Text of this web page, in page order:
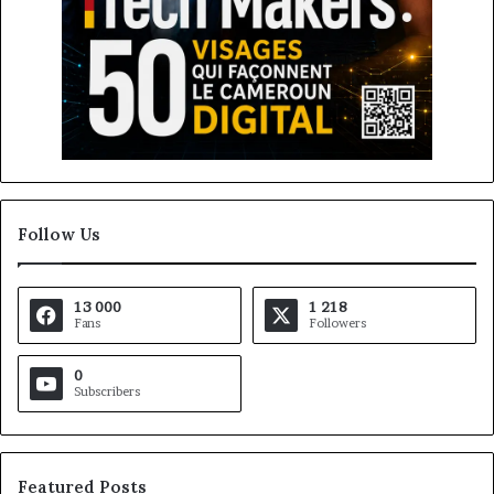
Follow Us
13 000
Fans
1 218
Followers
0
Subscribers
Featured Posts